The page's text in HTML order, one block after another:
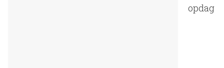
opdag